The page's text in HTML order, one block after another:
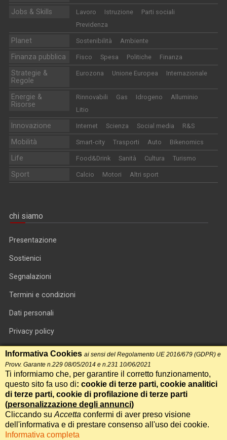
Jobs & Skills Lavoro Istruzione
Parti sociali
Previdenza
Planet Sostenibilità Ambiente
Finanza pubblica Fisco Spesa Politiche Finanza
Strategie &
Regole
Eurozona Unione Europea Internazionale
Energie &
Risorse
Rinnovabili Gas Idrogeno
Alluminio
Litio
Innovazione Internet Scienza Social media R&S
Mobilità Smart-city Trasporti Auto Bikenomics
Life Food&Drink Sanità Cultura Turismo
Sport Calcio Motori Altri sport
chi siamo
Presentazione
Sostienici
Segnalazioni
Termini e condizioni
Dati personali
Privacy policy
Informativa cookie
RSS feed
RSS Top News
Contatti
International Communication S.r.l. • P.IVA 14478081004 • Testata
Informativa Cookies ai sensi del Regolamento UE 2016/679 (GDPR) e
Provv. Garante n.229 08/05/2014 e n.231 10/06/2021
Ti informiamo che, per garantire il corretto funzionamento,
questo sito fa uso di: cookie di terze parti, cookie analitici
di terze parti, cookie di profilazione di terze parti
(personalizzazione degli annunci)
Cliccando su Accetta confermi di aver preso visione
dell'informativa e di prestare consenso all'uso dei cookie.
Informativa completa